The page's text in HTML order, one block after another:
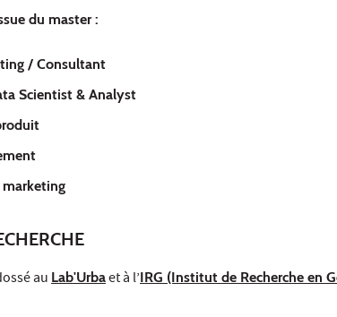
du master :
/ Consultant
Scientist & Analyst
marketing
au Lab'Urbaet à l’IRG (Institut de Recherche en